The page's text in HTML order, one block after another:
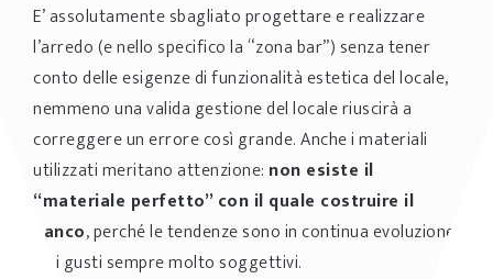
E’ assolutamente sbagliato progettare e realizzare
l’arredo (e nello specifico la “zona bar”) senza tener
conto delle esigenze di funzionalità estetica del locale,
nemmeno una valida gestione del locale riuscirà a
correggere un errore così grande. Anche i materiali
utilizzati meritano attenzione: non esiste il
“materiale perfetto” con il quale costruire il
banco, perché le tendenze sono in continua evoluzione
ed i gusti sempre molto soggettivi.